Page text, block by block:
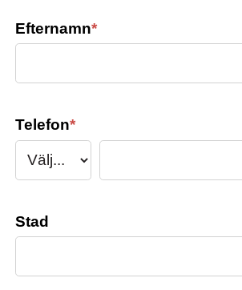
Efternamn*
Telefon*
Stad